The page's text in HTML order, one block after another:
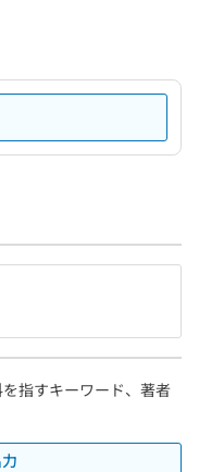
指すキーワード、著者